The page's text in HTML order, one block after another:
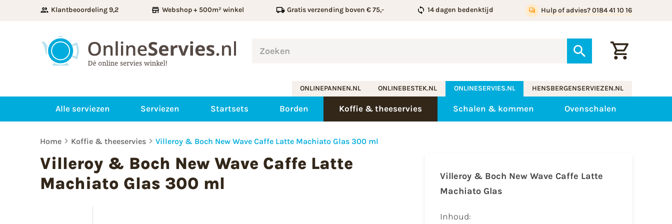
Klantbeoordeling 9,2 Webshop + 500m² winkel Gratis verzending boven € 75,- 14 dagen bedenktijd Hulp of advies? 0184 41 10 16
ONLINEPANNEN.NL ONLINEBESTEK.NL ONLINESERVIES.NL HENSBERGENSERVIEZEN.NL
Alle serviezen Serviezen Startsets Borden Koffie & theeservies Schalen & kommen Ovenschalen
Home Koffie & theeservies Villeroy & Boch New Wave Caffe Latte Machiato Glas 300 ml
Villeroy & Boch New Wave Caffe Latte
Machiato Glas 300 ml
Villeroy & Boch New Wave Caffe Latte
Machiato Glas
Inhoud: